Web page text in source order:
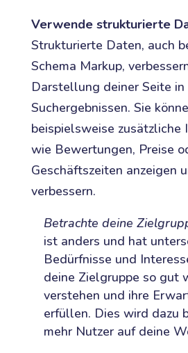
Verwende strukturierte
Strukturierte Daten, auch
Schema Markup,
Darstellung deiner Seite in
Suchergebnissen. Sie
beispielsweise zusätzliche
wie Bewertungen, Preise
Geschäftszeiten anzeigen
verbessern.
Betrachte deine
ist anders und hat
Bedürfnisse und
deine Zielgruppe so gut
verstehen und ihre
erfüllen. Dies wird dazu
mehr Nutzer auf deine